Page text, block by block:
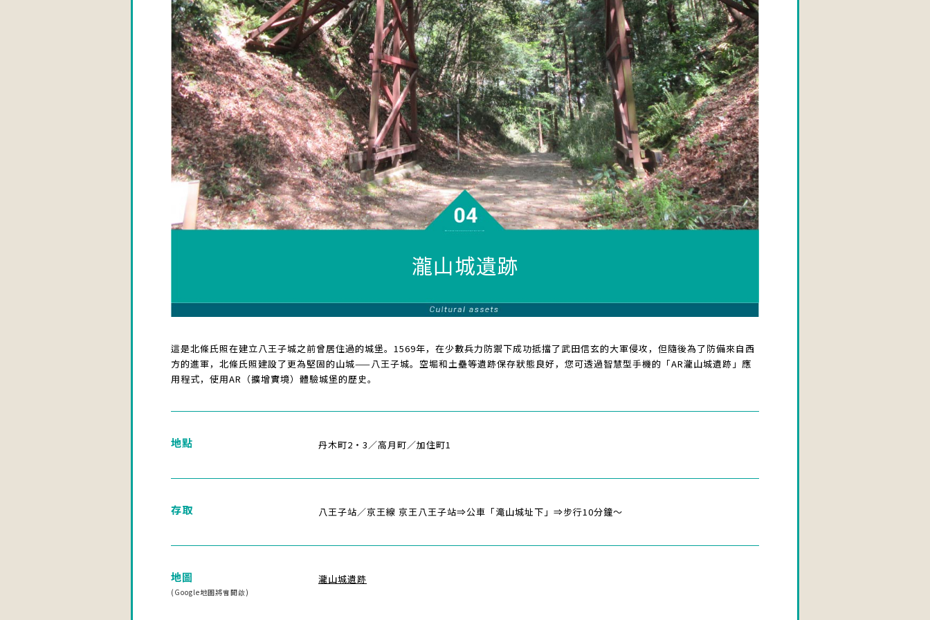
瀧山城遺跡
這是北條氏照在建立八王子城之前曾居住過的城堡。1569年，在少數兵力防禦下成功抵擋了武田信玄的大軍侵攻，但隨後為了防備來自西
方的進軍，北條氏照建設了更為堅固的山城——八王子城。空堀和土壘等遺跡保存狀態良好，您可透過智慧型手機的「AR瀧山城遺跡」應
用程式，使用AR（擴增實境）體驗城堡的歷史。
地點 丹木町2・3／高月町／加住町1
存取 八王子站／京王線 京王八王子站⇒公車「滝山城址下」⇒步行10分鐘～
地圖
(Google地圖將會開啟)
瀧山城遺跡